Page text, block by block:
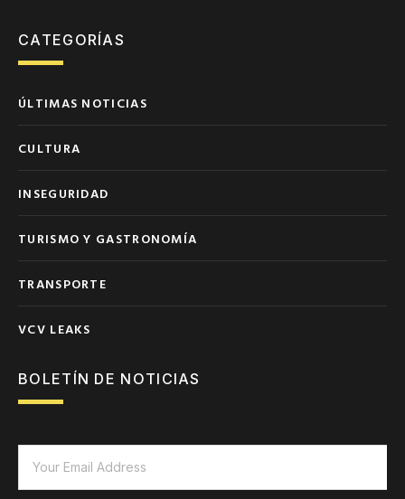
CATEGORÍAS
ÚLTIMAS NOTICIAS
CULTURA
INSEGURIDAD
TURISMO Y GASTRONOMÍA
TRANSPORTE
VCV LEAKS
BOLETÍN DE NOTICIAS